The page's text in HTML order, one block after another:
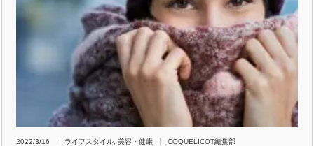
2022/3/16 ライフスタイル 美容・健康 COQUELICOT編集部